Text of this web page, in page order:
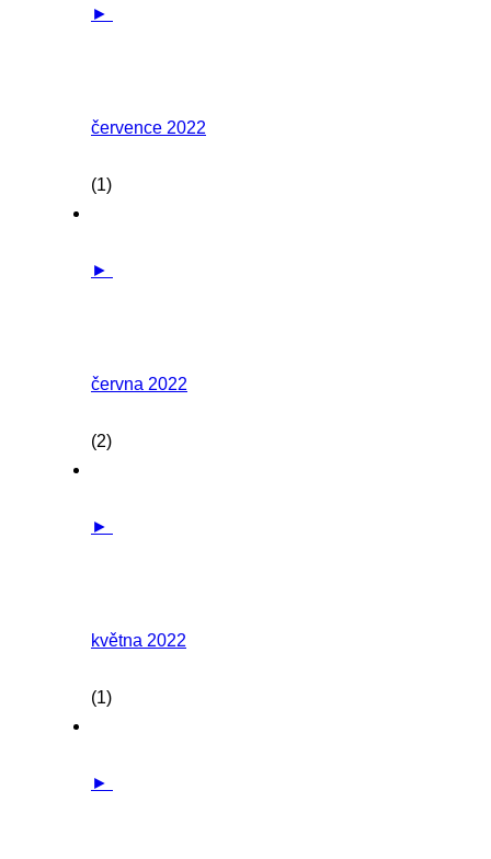
►
července 2022
(1)
►
června 2022
(2)
►
května 2022
(1)
►